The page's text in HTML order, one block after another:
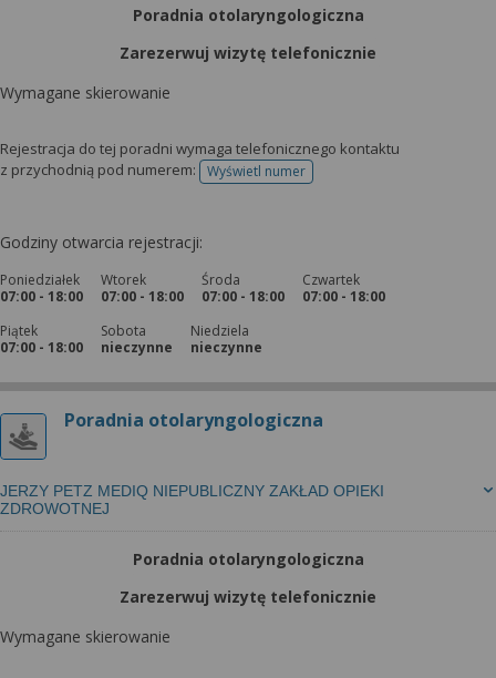
Poradnia otolaryngologiczna
Zarezerwuj wizytę telefonicznie
Wymagane skierowanie
Rejestracja do tej poradni wymaga telefonicznego kontaktu
z przychodnią pod numerem:
Wyświetl numertelefonu do rejestracji
Godziny otwarcia rejestracji:
Poniedziałek
07:00 - 18:00
Wtorek
07:00 - 18:00
Środa
07:00 - 18:00
Czwartek
07:00 - 18:00
Piątek
07:00 - 18:00
Sobota
nieczynne
Niedziela
nieczynne
Poradnia otolaryngologiczna
JERZY PETZ MEDIQ NIEPUBLICZNY ZAKŁAD OPIEKI
ZDROWOTNEJ
Poradnia otolaryngologiczna
Zarezerwuj wizytę telefonicznie
Wymagane skierowanie